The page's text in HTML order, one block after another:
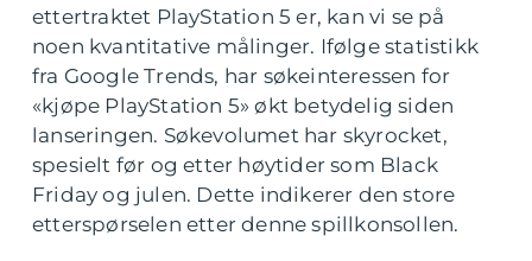
ettertraktet PlayStation 5 er, kan vi se på
noen kvantitative målinger. Ifølge statistikk
fra Google Trends, har søkeinteressen for
«kjøpe PlayStation 5» økt betydelig siden
lanseringen. Søkevolumet har skyrocket,
spesielt før og etter høytider som Black
Friday og julen. Dette indikerer den store
etterspørselen etter denne spillkonsollen.